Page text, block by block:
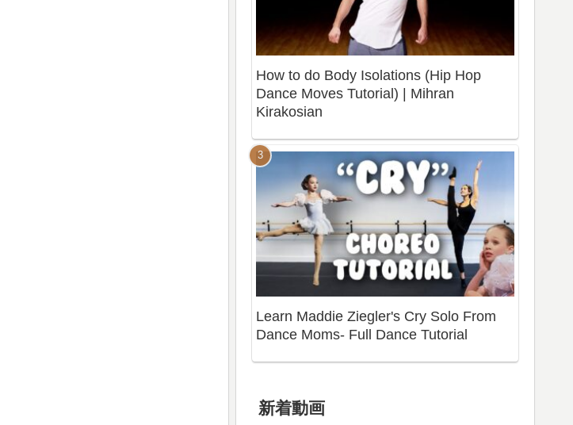
How to do Body Isolations (Hip Hop
Dance Moves Tutorial) | Mihran
Kirakosian
Learn Maddie Ziegler's Cry Solo From
Dance Moms- Full Dance Tutorial
新着動画